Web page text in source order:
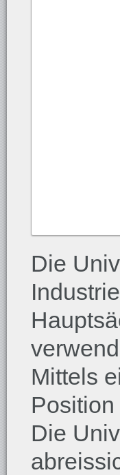
Die
Mittels
Position
Die